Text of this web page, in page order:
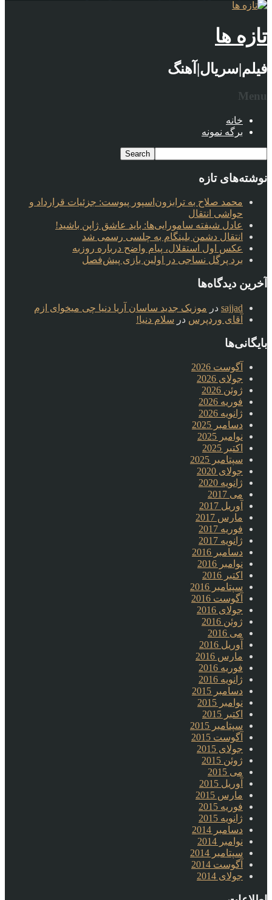
تازه ها
فیلم|سریال|آهنگ
Menu
خانه
برگه نمونه
نوشته‌های تازه
محمد صلاح به ترابزون‌اسپور پیوست: جزئیات قرارداد و
حواشی انتقال
عادل شیفته سامورایی‌ها: باید عاشق ژاپن باشید!
انتقال دشمن بلینگام به چلسی رسمی شد
عکس اول استقلال، پیام واضح درباره روزبه
برد پرگل نساجی در اولین بازی پیش‌فصل
آخرین دیدگاه‌ها
sajjad در موزیک جدید ساسان آریا دنیا چی میخوای ازم
آقای وردپرس در سلام دنیا!
بایگانی‌ها
آگوست 2026
جولای 2026
ژوئن 2026
فوریه 2026
ژانویه 2026
دسامبر 2025
نوامبر 2025
اکتبر 2025
سپتامبر 2025
جولای 2020
ژانویه 2020
می 2017
آوریل 2017
مارس 2017
فوریه 2017
ژانویه 2017
دسامبر 2016
نوامبر 2016
اکتبر 2016
سپتامبر 2016
آگوست 2016
جولای 2016
ژوئن 2016
می 2016
آوریل 2016
مارس 2016
فوریه 2016
ژانویه 2016
دسامبر 2015
نوامبر 2015
اکتبر 2015
سپتامبر 2015
آگوست 2015
جولای 2015
ژوئن 2015
می 2015
آوریل 2015
مارس 2015
فوریه 2015
ژانویه 2015
دسامبر 2014
نوامبر 2014
سپتامبر 2014
آگوست 2014
جولای 2014